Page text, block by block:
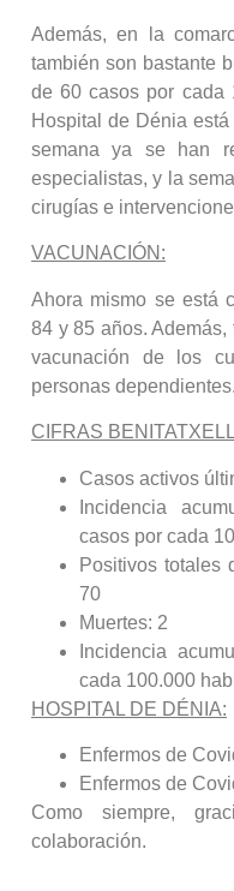
Además, en la
también son bastante
de 60 casos por cada
Hospital de Dénia
semana ya se han
especialistas, y la
cirugías e
VACUNACIÓN:
Ahora mismo se está
84 y 85 años.
vacunación de los
personas dependientes.
CIFRAS
Casos activos
Incidencia
casos por cada
Positivos totales
70
Muertes: 2
Incidencia
cada 100.000
HOSPITAL DE DÉNIA:
Enfermos de
Enfermos de
Como siempre,
colaboración.